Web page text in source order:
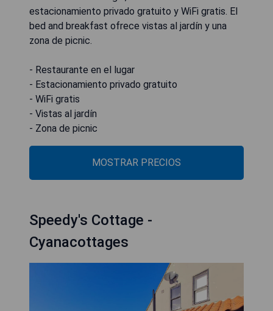
estacionamiento privado gratuito y WiFi gratis. El
bed and breakfast ofrece vistas al jardín y una
zona de picnic.
- Restaurante en el lugar
- Estacionamiento privado gratuito
- WiFi gratis
- Vistas al jardín
- Zona de picnic
MOSTRAR PRECIOS
Speedy's Cottage -
Cyanacottages